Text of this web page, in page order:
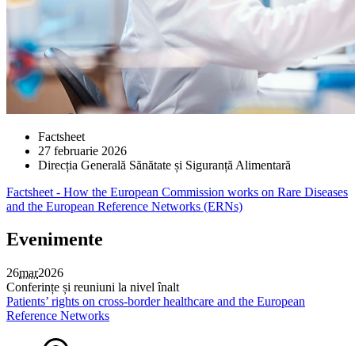
Factsheet
27 februarie 2026
Direcția Generală Sănătate și Siguranță Alimentară
Factsheet - How the European Commission works on Rare Diseases
and the European Reference Networks (ERNs)
Evenimente
26mar2026
Conferințe și reuniuni la nivel înalt
Patients’ rights on cross-border healthcare and the European
Reference Networks